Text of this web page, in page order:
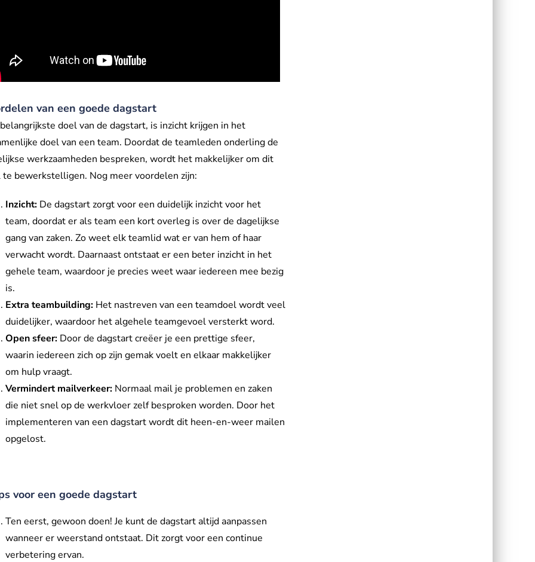
van een goede dagstart
doel van de dagstart, is inzicht krijgen in het
doel van een team. Doordat de teamleden onderling de
werkzaamheden bespreken, wordt het makkelijker om dit
te bewerkstelligen. Nog meer voordelen zijn:
Inzicht: De dagstart zorgt voor een duidelijk inzicht voor het
team, doordat er als team een kort overleg is over de dagelijkse
gang van zaken. Zo weet elk teamlid wat er van hem of haar
verwacht wordt. Daarnaast ontstaat er een beter inzicht in het
gehele team, waardoor je precies weet waar iedereen mee bezig
is.
Extra teambuilding: Het nastreven van een teamdoel wordt veel
duidelijker, waardoor het algehele teamgevoel versterkt word.
Open sfeer: Door de dagstart creëer je een prettige sfeer,
waarin iedereen zich op zijn gemak voelt en elkaar makkelijker
om hulp vraagt.
Vermindert mailverkeer: Normaal mail je problemen en zaken
die niet snel op de werkvloer zelf besproken worden. Door het
implementeren van een dagstart wordt dit heen-en-weer mailen
opgelost.
voor een goede dagstart
Ten eerst, gewoon doen! Je kunt de dagstart altijd aanpassen
wanneer er weerstand ontstaat. Dit zorgt voor een continue
verbetering ervan.